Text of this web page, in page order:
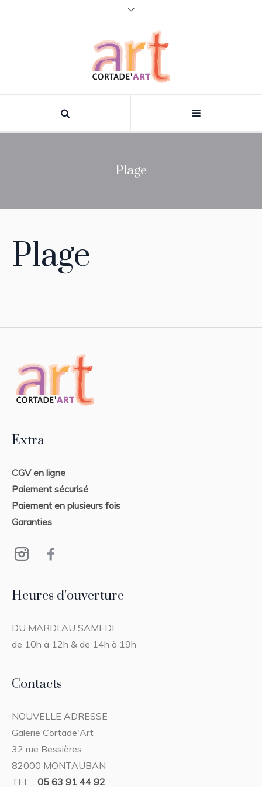
Plage
Plage
Extra
CGV en ligne
Paiement sécurisé
Paiement en plusieurs fois
Garanties
Heures d’ouverture
DU MARDI AU SAMEDI
de 10h à 12h & de 14h à 19h
Contacts
NOUVELLE ADRESSE
Galerie Cortade'Art
32 rue Bessières
82000 MONTAUBAN
TEL. :05 63 91 44 92